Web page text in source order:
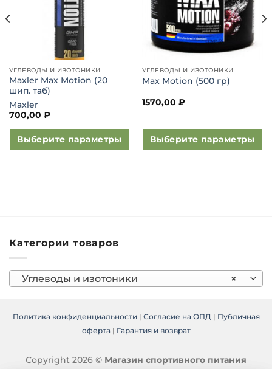
УГЛЕВОДЫ И ИЗОТОНИКИ
Maxler Max Motion (20
шип. таб)
Maxler
700,00 ₽
Выберите параметры
выбрать
на
странице
товара.
УГЛЕВОДЫ И ИЗОТОНИКИ
Max Motion (500 гр)
1570,00 ₽
Выберите параметры
странице
Категории товаров
×
Углеводы и изотоники
Политика конфиденциальности| Согласие на ОПД| Публичная
оферта | Гарантия и возврат
Copyright 2026 © Магазин спортивного питания